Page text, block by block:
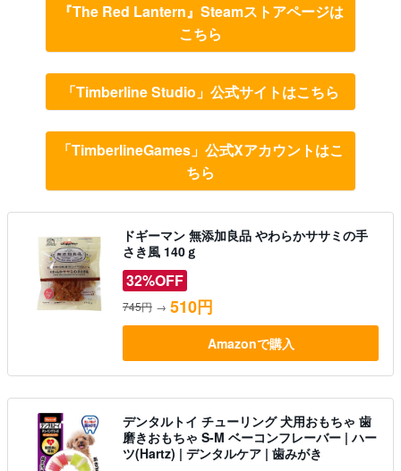
『The Red Lantern』Steamストアページは
こちら
「Timberline Studio」公式サイトはこちら
「TimberlineGames」公式Xアカウントはこ
ちら
ドギーマン 無添加良品 やわらかササミの手
さき風 140ｇ
32%OFF
745円 → 510円
Amazonで購入
デンタルトイ チューリング 犬用おもちゃ 歯
磨きおもちゃ S-M ベーコンフレーバー | ハー
ツ(Hartz) | デンタルケア | 歯みがき